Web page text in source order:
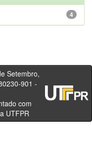
4
901 -
Brasil
com
UTFPR